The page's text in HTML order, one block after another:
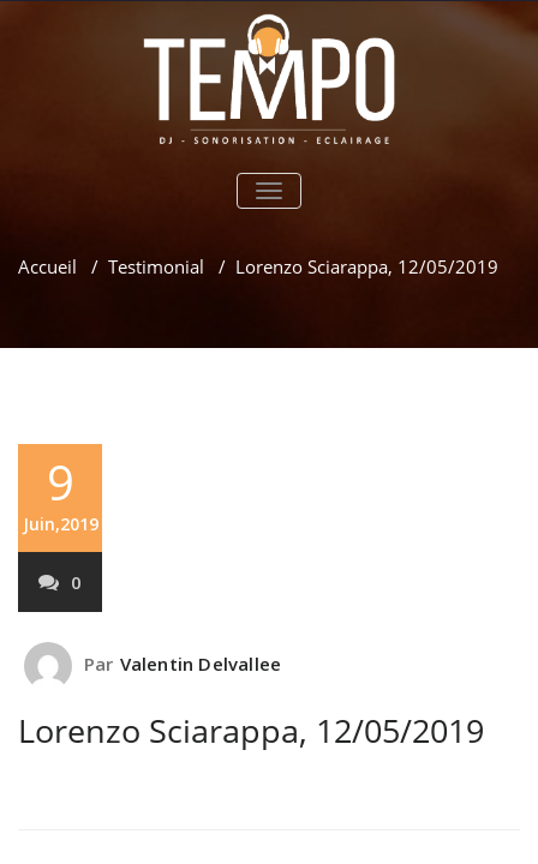
TOGGLE
Accueil / Testimonial / Lorenzo Sciarappa, 12/05/2019
9
Juin,2019
0
Par Valentin Delvallee
Lorenzo Sciarappa, 12/05/2019